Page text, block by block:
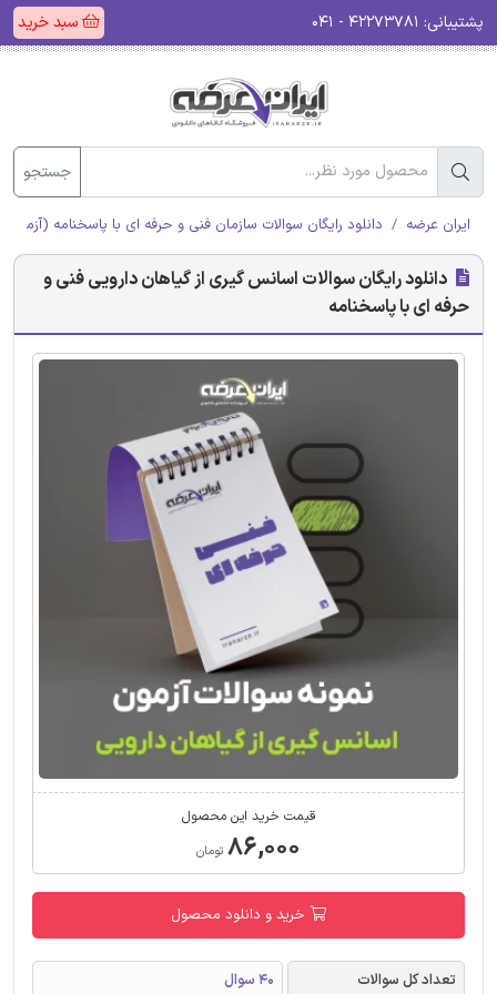
پشتیبانی: سبد خرید
جستجو
ایران عرضه دانلود رایگان سوالات سازمان فنی و حرفه ای با پاسخنامه (آزمون
دانلود رایگان سوالات اسانس گیری از گیاهان دارویی فنی و
حرفه ای با پاسخنامه
قیمت خرید این محصول
۸۶,۰۰۰ تومان
خرید و دانلود محصول
تعداد کل سوالات
40 سوال